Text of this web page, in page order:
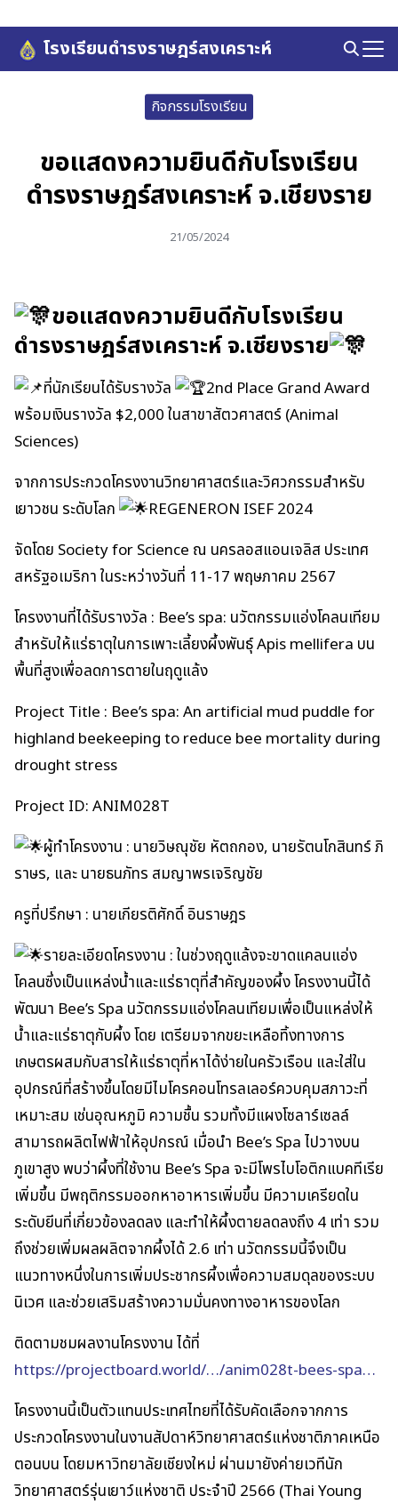
to
contentโรงเรียนดำรงราษฎร์สงเคราะห์
Search
for:
กิจกรรมโรงเรียน
ขอแสดงความยินดีกับโรงเรียน
ดำรงราษฎร์สงเคราะห์ จ.เชียงราย
21/05/2024
ขอแสดงความยินดีกับโรงเรียน
ดำรงราษฎร์สงเคราะห์ จ.เชียงราย
ที่นักเรียนได้รับรางวัล
2nd Place Grand Award
พร้อมเงินรางวัล $2,000 ในสาขาสัตวศาสตร์ (Animal
Sciences)
จากการประกวดโครงงานวิทยาศาสตร์และวิศวกรรมสำหรับ
เยาวชน ระดับโลก
REGENERON ISEF 2024
จัดโดย Society for Science ณ นครลอสแอนเจลิส ประเทศ
สหรัฐอเมริกา ในระหว่างวันที่ 11-17 พฤษภาคม 2567
โครงงานที่ได้รับรางวัล : Bee’s spa: นวัตกรรมแอ่งโคลนเทียม
สำหรับให้แร่ธาตุในการเพาะเลี้ยงผึ้งพันธุ์ Apis mellifera บน
พื้นที่สูงเพื่อลดการตายในฤดูแล้ง
Project Title : Bee’s spa: An artificial mud puddle for
highland beekeeping to reduce bee mortality during
drought stress
Project ID: ANIM028T
ผู้ทำโครงงาน : นายวิษณุชัย หัตถกอง, นายรัตนโกสินทร์ ภิ
ราษร, และ นายธนภัทร สมญาพรเจริญชัย
ครูที่ปรึกษา : นายเกียรติศักดิ์ อินราษฎร
รายละเอียดโครงงาน : ในช่วงฤดูแล้งจะขาดแคลนแอ่ง
โคลนซึ่งเป็นแหล่งน้ำและแร่ธาตุที่สำคัญของผึ้ง โครงงานนี้ได้
พัฒนา Bee’s Spa นวัตกรรมแอ่งโคลนเทียมเพื่อเป็นแหล่งให้
น้ำและแร่ธาตุกับผึ้ง โดย เตรียมจากขยะเหลือทิ้งทางการ
เกษตรผสมกับสารให้แร่ธาตุที่หาได้ง่ายในครัวเรือน และใส่ใน
อุปกรณ์ที่สร้างขึ้นโดยมีไมโครคอนโทรลเลอร์ควบคุมสภาวะที่
เหมาะสม เช่นอุณหภูมิ ความชื้น รวมทั้งมีแผงโซลาร์เซลล์
สามารถผลิตไฟฟ้าให้อุปกรณ์ เมื่อนำ Bee’s Spa ไปวางบน
ภูเขาสูง พบว่าผึ้งที่ใช้งาน Bee’s Spa จะมีโพรไบโอติกแบคทีเรีย
เพิ่มขึ้น มีพฤติกรรมออกหาอาหารเพิ่มขึ้น มีความเครียดใน
ระดับยีนที่เกี่ยวข้องลดลง และทำให้ผึ้งตายลดลงถึง 4 เท่า รวม
ถึงช่วยเพิ่มผลผลิตจากผึ้งได้ 2.6 เท่า นวัตกรรมนี้จึงเป็น
แนวทางหนึ่งในการเพิ่มประชากรผึ้งเพื่อความสมดุลของระบบ
นิเวศ และช่วยเสริมสร้างความมั่นคงทางอาหารของโลก
ติดตามชมผลงานโครงงาน ได้ที่
https://projectboard.world/…/anim028t-bees-spa…
โครงงานนี้เป็นตัวแทนประเทศไทยที่ได้รับคัดเลือกจากการ
ประกวดโครงงานในงานสัปดาห์วิทยาศาสตร์แห่งชาติภาคเหนือ
ตอนบน โดยมหาวิทยาลัยเชียงใหม่ ผ่านมายังค่ายเวทีนัก
วิทยาศาสตร์รุ่นเยาว์แห่งชาติ ประจำปี 2566 (Thai Young